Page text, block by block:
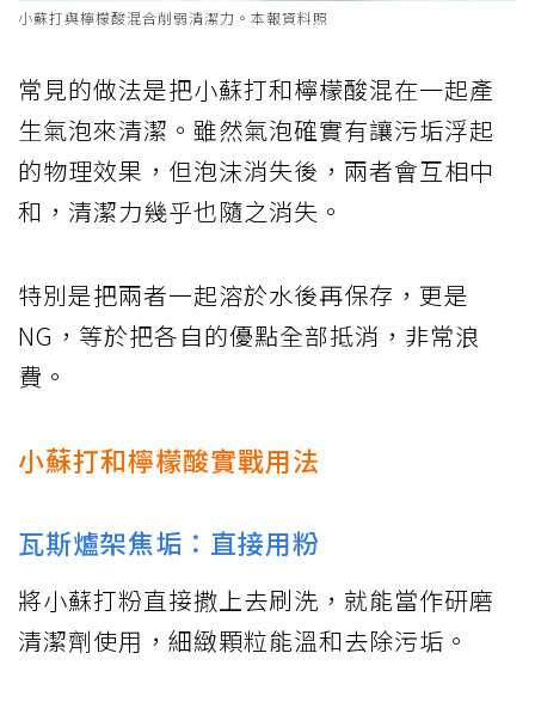
小蘇打與檸檬酸混合削弱清潔力。本報資料照
常見的做法是把小蘇打和檸檬酸混在一起產
生氣泡來清潔。雖然氣泡確實有讓污垢浮起
的物理效果，但泡沫消失後，兩者會互相中
和，清潔力幾乎也隨之消失。
特別是把兩者一起溶於水後再保存，更是
NG，等於把各自的優點全部抵消，非常浪
費。
小蘇打和檸檬酸實戰用法
瓦斯爐架焦垢：直接用粉
將小蘇打粉直接撒上去刷洗，就能當作研磨
清潔劑使用，細緻顆粒能溫和去除污垢。